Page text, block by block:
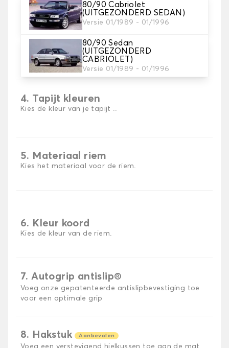
80/90 Cabriolet
(UITGEZONDERD SEDAN)
Versie 01/1989 - 01/1996
80/90 Sedan
(UITGEZONDERD
CABRIOLET)
Versie 01/1989 - 01/1996
2. Materiaal
Kies het materiaal van uw automatten
3. Aantal matten
Selecteer het aantal automatten dat je nodig hebt.
4. Tapijt kleuren
Kies de kleur van je tapijt ..
5. Materiaal riem
Kies het materiaal voor de riem.
6. Kleur koord
Kies de kleur van de riem.
7. Autogrip antislip®
Voeg onze gepatenteerde antislipbevestiging toe
voor een optimale grip
8. Hakstuk Aanbevolen